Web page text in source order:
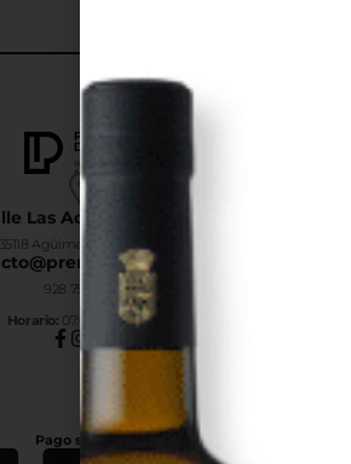
Las Adelfas Nº6-B
35118 Agüimes, Las Palmas
928 754 363
Horario: 07:00h a 15:00h
Pago seguro